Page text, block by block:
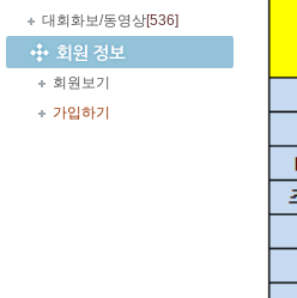
대회화보/동영상[536]
회원보기
가입하기